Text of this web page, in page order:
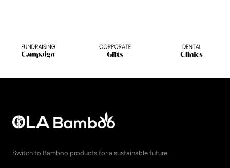
Switch to Bamboo products for a sustainable future.